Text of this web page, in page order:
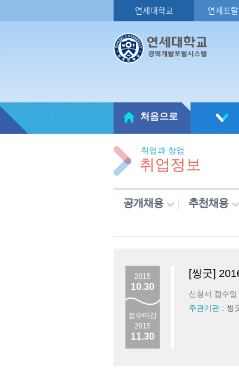
연세대학교 연세포
처음으로
취업과 창업
취업정보
공개채용 추천채용
2015
10.30
접수마감
2015
11.30
[씽굿]
신청서 접수
주관기관 : 씽